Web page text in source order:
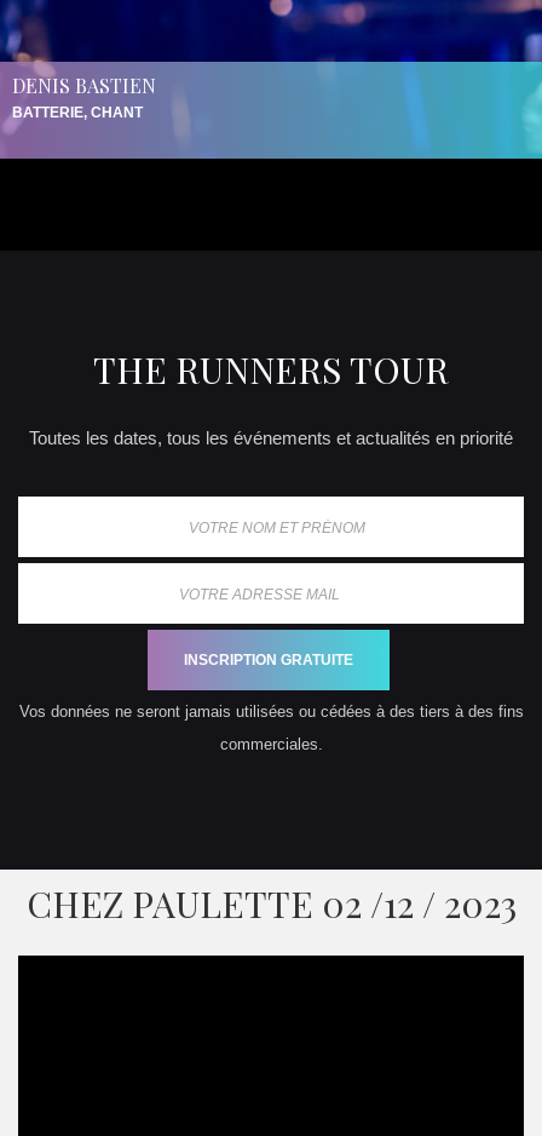
DENIS BASTIEN
BATTERIE, CHANT
THE RUNNERS TOUR
Toutes les dates, tous les événements et actualités en priorité
INSCRIPTION GRATUITE
Vos données ne seront jamais utilisées ou cédées à des tiers à des fins
commerciales.
CHEZ PAULETTE 02 /12 / 2023